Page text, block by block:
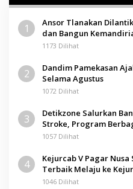
1
Ansor Tlanakan
dan Bangun
1173 Dilihat
2
Dandim Pamekasan
Selama Agustus
1072 Dilihat
3
Detikzone Salurkan
Stroke, Program
1057 Dilihat
4
Kejurcab V Pagar
Terbaik Melaju ke
1046 Dilihat